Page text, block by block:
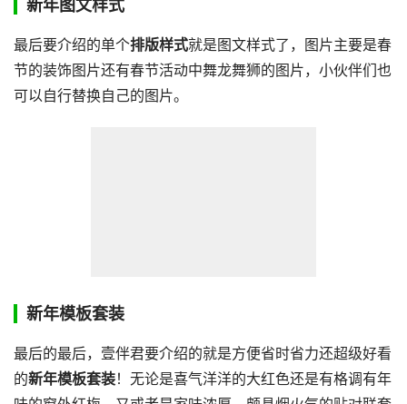
新年图文样式
最后要介绍的单个排版样式就是图文样式了，图片主要是春
节的装饰图片还有春节活动中舞龙舞狮的图片，小伙伴们也
可以自行替换自己的图片。
新年模板套装
最后的最后，壹伴君要介绍的就是方便省时省力还超级好看
的新年模板套装！无论是喜气洋洋的大红色还是有格调有年